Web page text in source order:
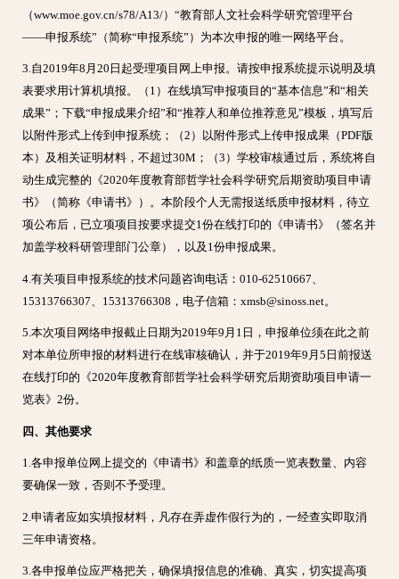
（www.moe.gov.cn/s78/A13/）“教育部人文社会科学研究管理平台
——申报系统”（简称“申报系统”）为本次申报的唯一网络平台。
3.自2019年8月20日起受理项目网上申报。请按申报系统提示说明及填
表要求用计算机填报。（1）在线填写申报项目的“基本信息”和“相关
成果”；下载“申报成果介绍”和“推荐人和单位推荐意见”模板，填写后
以附件形式上传到申报系统；（2）以附件形式上传申报成果（PDF版
本）及相关证明材料，不超过30M；（3）学校审核通过后，系统将自
动生成完整的《2020年度教育部哲学社会科学研究后期资助项目申请
书》（简称《申请书》）。本阶段个人无需报送纸质申报材料，待立
项公布后，已立项项目按要求提交1份在线打印的《申请书》（签名并
加盖学校科研管理部门公章），以及1份申报成果。
4.有关项目申报系统的技术问题咨询电话：010-62510667、
15313766307、15313766308，电子信箱：xmsb@sinoss.net。
5.本次项目网络申报截止日期为2019年9月1日，申报单位须在此之前
对本单位所申报的材料进行在线审核确认，并于2019年9月5日前报送
在线打印的《2020年度教育部哲学社会科学研究后期资助项目申请一
览表》2份。
四、其他要求
1.各申报单位网上提交的《申请书》和盖章的纸质一览表数量、内容
要确保一致，否则不予受理。
2.申请者应如实填报材料，凡存在弄虚作假行为的，一经查实即取消
三年申请资格。
3.各申报单位应严格把关，确保填报信息的准确、真实，切实提高项